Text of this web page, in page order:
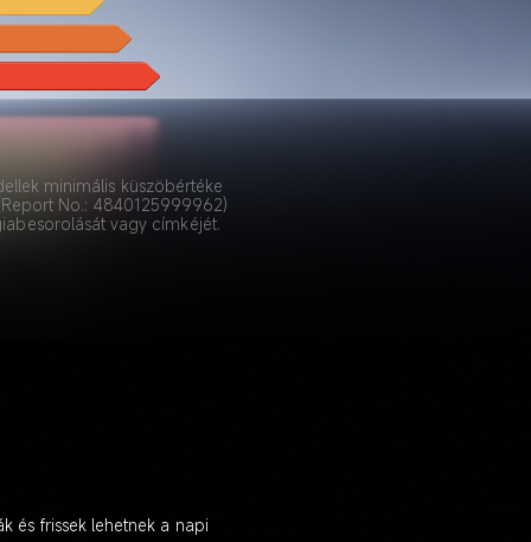
minimális küszöbértéke
No.: 4840125999962)
vagy címkéjét.
és frissek lehetnek a napi